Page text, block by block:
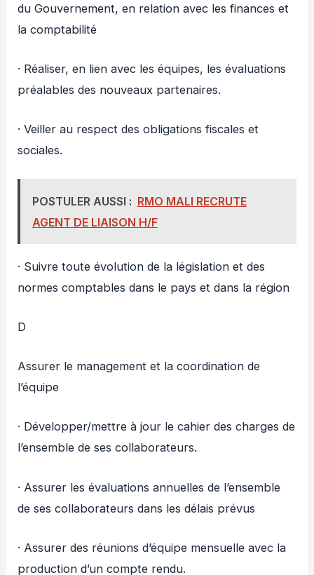
du Gouvernement, en relation avec les finances et
la comptabilité
· Réaliser, en lien avec les équipes, les évaluations
préalables des nouveaux partenaires.
· Veiller au respect des obligations fiscales et
sociales.
POSTULER AUSSI : RMO MALI RECRUTE
AGENT DE LIAISON H/F
· Suivre toute évolution de la législation et des
normes comptables dans le pays et dans la région
D
Assurer le management et la coordination de
l’équipe
· Développer/mettre à jour le cahier des charges de
l’ensemble de ses collaborateurs.
· Assurer les évaluations annuelles de l’ensemble
de ses collaborateurs dans les délais prévus
· Assurer des réunions d’équipe mensuelle avec la
production d’un compte rendu.